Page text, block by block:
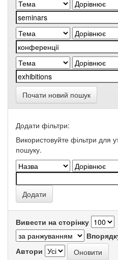
Почати новий пошук
Додати фільтри:
Використовуйте фільтри для
пошуку.
Вивести на сторінку
Автори